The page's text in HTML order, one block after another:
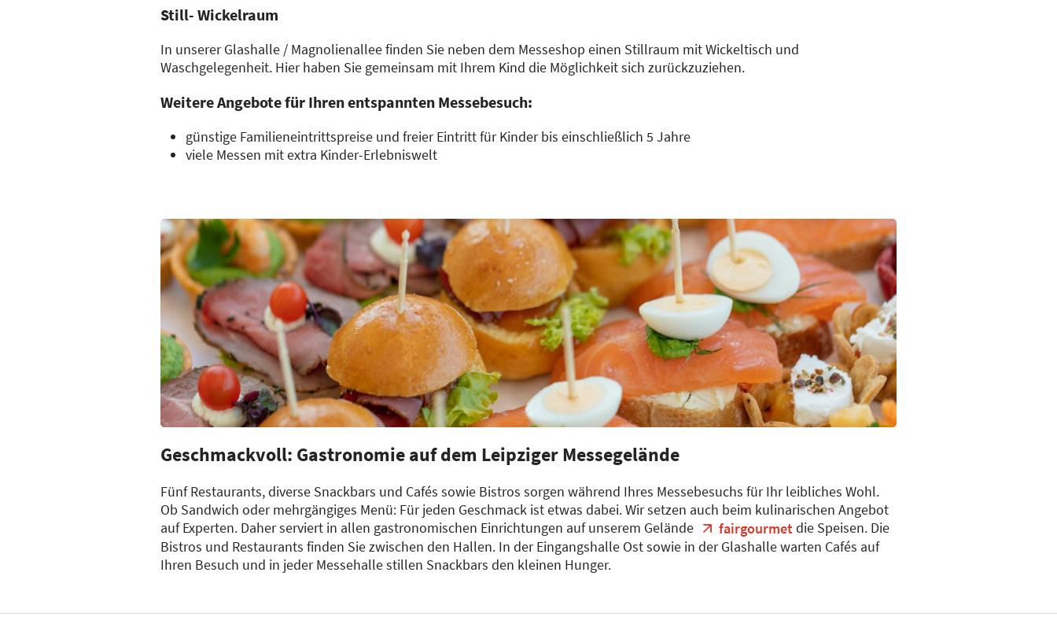
Still- Wickelraum
In unserer Glashalle / Magnolienallee finden Sie neben dem Messeshop einen Stillraum mit Wickeltisch und
Waschgelegenheit. Hier haben Sie gemeinsam mit Ihrem Kind die Möglichkeit sich zurückzuziehen.
Weitere Angebote für Ihren entspannten Messebesuch:
günstige Familieneintrittspreise und freier Eintritt für Kinder bis einschließlich 5 Jahre
viele Messen mit extra Kinder-Erlebniswelt
Geschmackvoll: Gastronomie auf dem Leipziger Messegelände
Fünf Restaurants, diverse Snackbars und Cafés sowie Bistros sorgen während Ihres Messebesuchs für Ihr leibliches Wohl.
Ob Sandwich oder mehrgängiges Menü: Für jeden Geschmack ist etwas dabei. Wir setzen auch beim kulinarischen Angebot
auf Experten. Daher serviert in allen gastronomischen Einrichtungen auf unserem Gelände
fairgourmet die Speisen. Die
Bistros und Restaurants finden Sie zwischen den Hallen. In der Eingangshalle Ost sowie in der Glashalle warten Cafés auf
Ihren Besuch und in jeder Messehalle stillen Snackbars den kleinen Hunger.